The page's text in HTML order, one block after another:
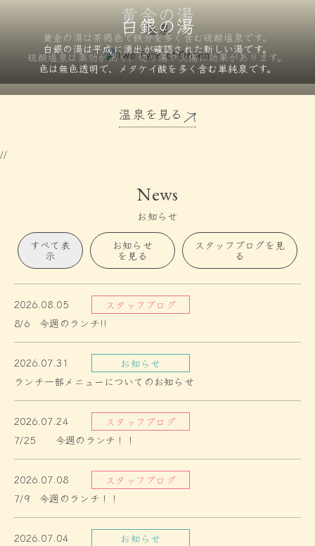
温泉
黄金の湯
黄金の湯は茶褐色で鉄分を多く含む硫酸塩泉です。
硫酸塩泉は薬効が高く、切り傷や火傷に効果があります。
白銀の湯
白銀の湯は平成に湧出が確認された新しい湯です。
色は無色透明で、メタケイ酸を 多く含む単純泉です。
温泉を見る
//
News
お知らせ
すべて表
示
お知らせ
を見る
スタッフブログを見
る
2026.08.05
スタッフブログ
8/6 今週のランチ!!
2026.07.31
お知らせ
ランチ一部メニューについてのお知らせ
2026.07.24
スタッフブログ
7/25 今週のランチ！！
2026.07.08
スタッフブログ
7/9 今週のランチ！！
2026.07.04
お知らせ